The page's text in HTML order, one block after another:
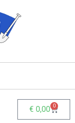
€ 0,00 0